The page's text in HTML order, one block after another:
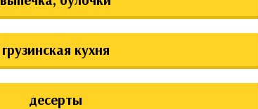
грузинская кухня
десерты